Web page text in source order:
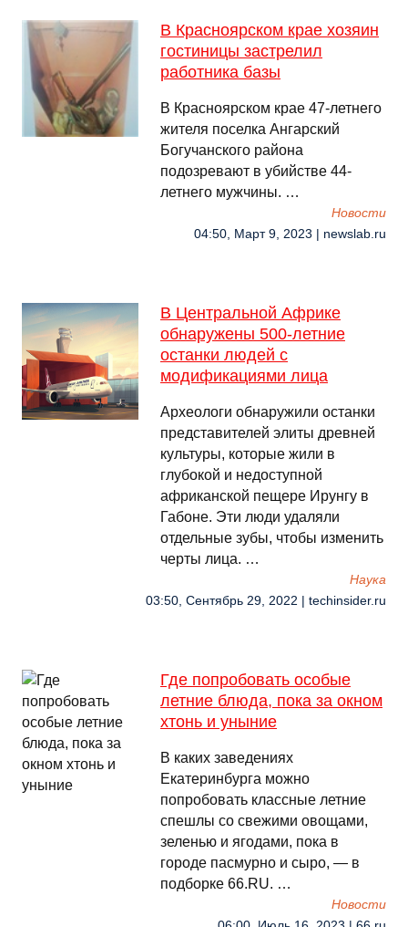
В Красноярском крае хозяин
гостиницы застрелил
работника базы
В Красноярском крае 47-летнего
жителя поселка Ангарский
Богучанского района
подозревают в убийстве 44-
летнего мужчины. …
Новости
04:50, Март 9, 2023 | newslab.ru
В Центральной Африке
обнаружены 500-летние
останки людей с
модификациями лица
Археологи обнаружили останки
представителей элиты древней
культуры, которые жили в
глубокой и недоступной
африканской пещере Ирунгу в
Габоне. Эти люди удаляли
отдельные зубы, чтобы изменить
черты лица. …
Наука
03:50, Сентябрь 29, 2022 | techinsider.ru
Где попробовать особые
летние блюда, пока за окном
хтонь и уныние
В каких заведениях
Екатеринбурга можно
попробовать классные летние
спешлы со свежими овощами,
зеленью и ягодами, пока в
городе пасмурно и сыро, — в
подборке 66.RU. …
Новости